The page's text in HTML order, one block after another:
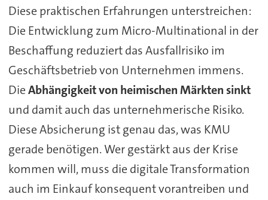
Diese praktischen Erfahrungen unterstreichen:
Die Entwicklung zum Micro-Multinational in der
Beschaffung reduziert das Ausfallrisiko im
Geschäftsbetrieb von Unternehmen immens.
DieAbhängigkeit von heimischen Märkten sinkt
und damit auch das unternehmerische Risiko.
Diese Absicherung ist genau das, was KMU
gerade benötigen. Wer gestärkt aus der Krise
kommen will, muss die digitale Transformation
auch im Einkauf konsequent vorantreiben und